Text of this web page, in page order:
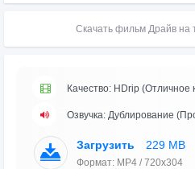
Скачать фильм Драйв на
Качество: HDrip (Отличное
Озвучка: Дублирование
Загрузить 229 MB
Формат: MP4 / 720x304